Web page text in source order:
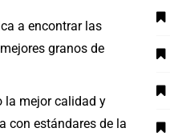
a encontrar las
granos de
la mejor calidad y
con estándares de la